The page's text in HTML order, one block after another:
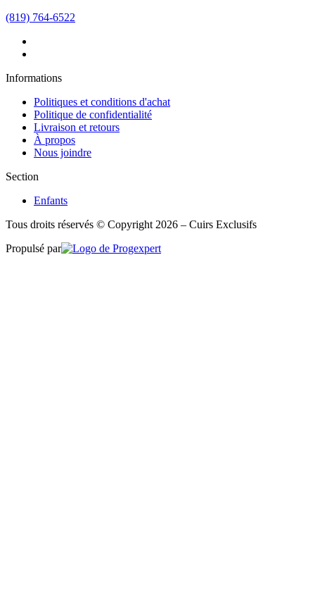
(819) 764-6522
Informations
Politiques et conditions d'achat
Politique de confidentialité
Livraison et retours
À propos
Nous joindre
Section
Enfants
Tous droits réservés © Copyright 2026 – Cuirs Exclusifs
Propulsé par